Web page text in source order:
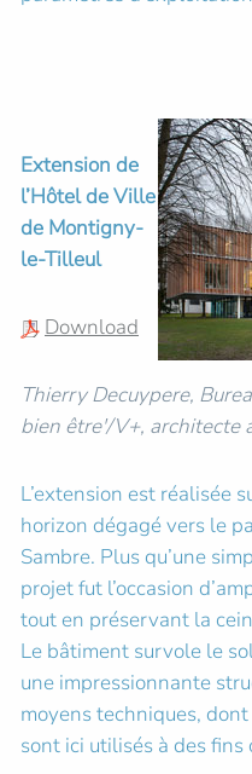
Extension de
l’Hôtel de Ville
de Montigny-
le-Tilleul
Download
Thierry Decuypere,
bien être'/V+, architecte
L’extension est réalisée
horizon dégagé vers le
Sambre. Plus qu’une
projet fut l’occasion
tout en préservant la
Le bâtiment survole le
une impressionnante
moyens techniques,
sont ici utilisés à des fins